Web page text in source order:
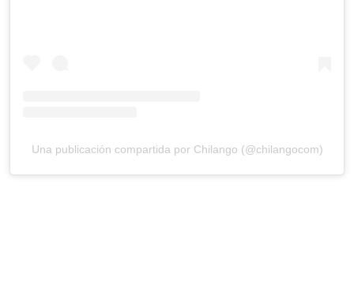
Una publicación compartida por Chilango (@chilangocom)